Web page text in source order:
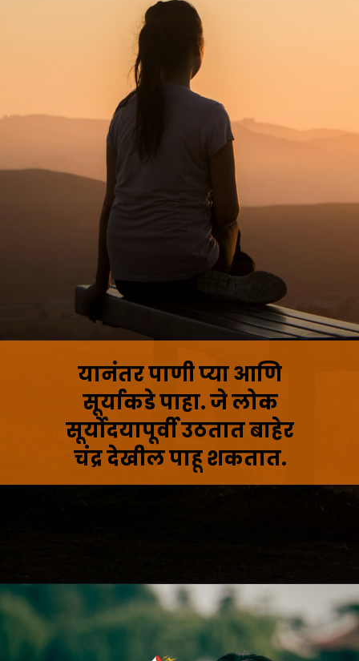
यानंतर पाणी प्या आणि
सूर्याकडे पाहा. जे लोक
सूर्योदयापूर्वी उठतात बाहेर
चंद्र देखील पाहू शकतात.